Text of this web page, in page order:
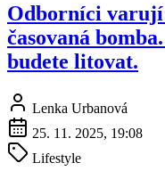
Odborníci
časovaná
budete litovat.
Lenka Urbanová
25. 11. 2025, 19:08
Lifestyle